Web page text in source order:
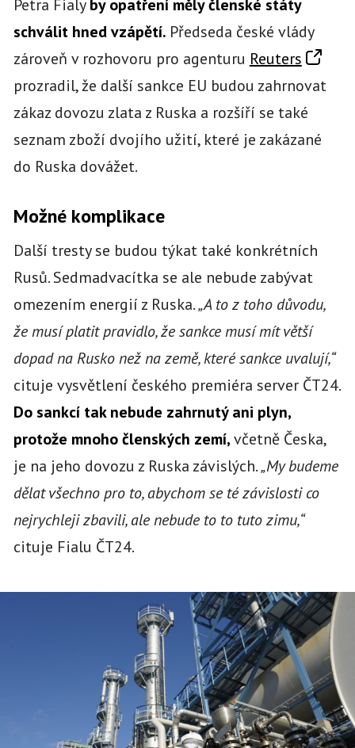
Petra Fialyby opatření měly členské státy
schválit hned vzápětí. Předseda české vlády
zároveň v rozhovoru pro agenturu Reuters
prozradil, že další sankce EU budou zahrnovat
zákaz dovozu zlata z Ruska a rozšíří se také
seznam zboží dvojího užití, které je zakázané
do Ruska dovážet.
Možné komplikace
Další tresty se budou týkat také konkrétních
Rusů. Sedmadvacítka se ale nebude zabývat
omezením energií z Ruska.„A to z toho důvodu,
že musí platit pravidlo, že sankce musí mít větší
dopad na Rusko než na země, které sankce uvalují,“
cituje vysvětlení českého premiéra server ČT24.
Do sankcí tak nebude zahrnutý ani plyn,
protože mnoho členských zemí,včetně Česka,
je na jeho dovozu z Ruska závislých.„My budeme
dělat všechno pro to, abychom se té závislosti co
nejrychleji zbavili, ale nebude to to tuto zimu,“
cituje Fialu ČT24.